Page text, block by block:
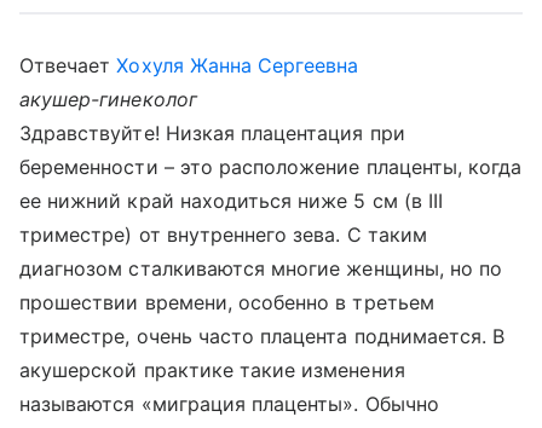
ОтвечаетХохуля Жанна Сергеевна
акушер-гинеколог
Здравствуйте! Низкая плацентация при
беременности – это расположение плаценты, когда
ее нижний край находиться ниже 5 см (в III
триместре) от внутреннего зева. С таким
диагнозом сталкиваются многие женщины, но по
прошествии времени, особенно в третьем
триместре, очень часто плацента поднимается. В
акушерской практике такие изменения
называются «миграция плаценты». Обычно